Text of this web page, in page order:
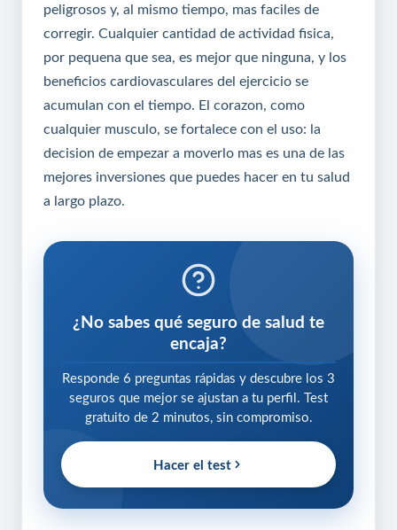
peligrosos y, al mismo tiempo, mas faciles de
corregir. Cualquier cantidad de actividad fisica,
por pequena que sea, es mejor que ninguna, y los
beneficios cardiovasculares del ejercicio se
acumulan con el tiempo. El corazon, como
cualquier musculo, se fortalece con el uso: la
decision de empezar a moverlo mas es una de las
mejores inversiones que puedes hacer en tu salud
a largo plazo.
¿No sabes qué seguro de salud te
encaja?
Responde 6 preguntas rápidas y descubre los 3
seguros que mejor se ajustan a tu perfil. Test
gratuito de 2 minutos, sin compromiso.
Hacer el test